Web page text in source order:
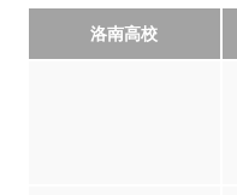
洛南高校